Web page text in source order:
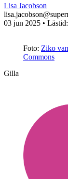
Lisa Jacobson
03 jun 2025 • Lästid:
Foto: Ziko
Commons
Gilla